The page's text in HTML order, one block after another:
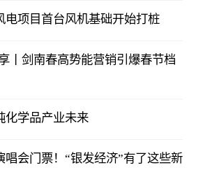
电项目首台风机基础开始打桩
丨剑南春高势能营销引爆春节档
化学品产业未来
唱会门票！“银发经济”有了这些新